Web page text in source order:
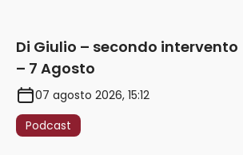
Di Giulio – secondo intervento
– 7 Agosto
07 agosto 2026, 15:12
Podcast